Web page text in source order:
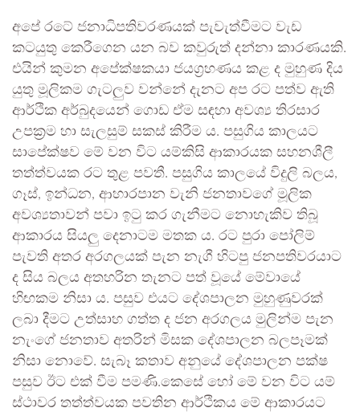
අපේ රටේ ජනාධිපතිවරණයක් පැවැත්වීමට වැඩ
කටයුතු කෙරීගෙන යන බව කවුරුත් දන්නා කාරණයකි.
එයින් කුමන අපේක්ෂකයා ජයග්‍රහණය කළ ද මුහුණ දිය
යුතු මූලිකම ගැටලුව වන්නේ දැනට අප රට පත්ව ඇති
ආර්ථික අර්බුදයෙන් ගොඩ ඒම සඳහා අවශ්‍ය තිරසාර
උපක්‍රම හා සැලසුම් සකස් කිරීම ය. පසුගිය කාලයට
සාපේක්ෂව මේ වන විට යම්කිසි ආකාරයක සහනශීලී
තත්ත්වයක රට තුළ පවතී. පසුගිය කාලයේ විදුලි බලය,
ගෑස්, ඉන්ධන, ආහාරපාන වැනි ජනතාවගේ මූලික
අවශ්‍යතාවන් පවා ඉටු කර ගැනීමට නොහැකිව තිබූ
ආකාරය සියලු දෙනාටම මතක ය. රට පුරා පෝලිම්
පැවති අතර අරගලයක් පැන නැගී හිටපු ජනපතිවරයාට
ද සිය බලය අතහරින තැනට පත් වූයේ මේවායේ
හිඟකම නිසා ය. පසුව එයට දේශපාලන මුහුණුවරක්
ලබා දීමට උත්සාහ ගත්ත ද ජන අරගලය මුලින්ම පැන
නැංගේ ජනතාව අතරින් මිසක දේශපාලන බලපෑමක්
නිසා නොවේ. සැබෑ කතාව අනුයේ දේශපාලන පක්ෂ
පසුව ඊට එක් වීම පමණි.කෙසේ හෝ මේ වන විට යම්
ස්ථාවර තත්ත්වයක පවතින ආර්ථිකය මේ ආකාරයට